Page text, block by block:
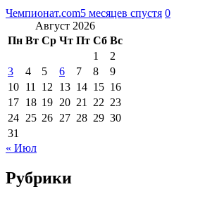
Чемпионат.com5 месяцев спустя 0
Август 2026
Пн Вт Ср Чт Пт Сб Вс
1
2
3
4 5 6 7 8
9
10 11 12 13 14 15 16
17 18 19 20 21 22 23
24 25 26 27 28 29 30
31
« Июл
Рубрики